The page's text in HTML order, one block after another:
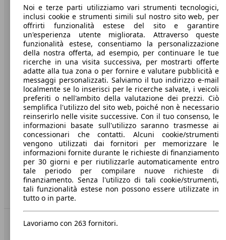
Benvenuti su AutoScout24, il mercato auto europeo.
Società
A proposito di AutoScout24
Stampa
Media
Condizioni generali
Informazioni
Privacy
Dichiarazione di Accessibilità
Servizi
Area rivenditori
Sempre con te
Noi e terze parti utilizziamo vari strumenti tecnologici,
inclusi cookie e strumenti simili sul nostro sito web, per
offrirti funzionalità estese del sito e garantire
un'esperienza utente migliorata. Attraverso queste
funzionalità estese, consentiamo la personalizzazione
della nostra offerta, ad esempio, per continuare le tue
ricerche in una visita successiva, per mostrarti offerte
adatte alla tua zona o per fornire e valutare pubblicità e
messaggi personalizzati. Salviamo il tuo indirizzo e-mail
localmente se lo inserisci per le ricerche salvate, i veicoli
preferiti o nell'ambito della valutazione dei prezzi. Ciò
semplifica l'utilizzo del sito web, poiché non è necessario
reinserirlo nelle visite successive. Con il tuo consenso, le
informazioni basate sull'utilizzo saranno trasmesse ai
concessionari che contatti. Alcuni cookie/strumenti
vengono utilizzati dai fornitori per memorizzare le
informazioni fornite durante le richieste di finanziamento
per 30 giorni e per riutilizzarle automaticamente entro
tale periodo per compilare nuove richieste di
finanziamento. Senza l'utilizzo di tali cookie/strumenti,
tali funzionalità estese non possono essere utilizzate in
tutto o in parte.
Lavoriamo con 263 fornitori.